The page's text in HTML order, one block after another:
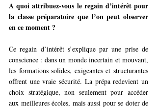
A quoi attribuez-vous le regain d’intérêt pour
la classe préparatoire que l’on peut observer
en ce moment ?
Ce regain d’intérêt s’explique par une prise de
conscience : dans un monde incertain et mouvant,
les formations solides, exigeantes et structurantes
offrent une vraie sécurité. La prépa redevient un
choix stratégique, non seulement pour accéder
aux meilleures écoles, mais aussi pour se doter de